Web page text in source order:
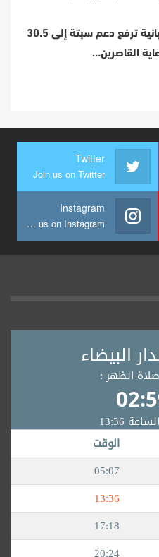
الحكومة الإسبانية ترفع دعم سبتة إلى 30.5
القاصرين…
Twitter
Join us on Twitter
Instagram
Join us on Instagram